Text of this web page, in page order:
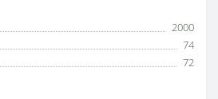
2000
74
72